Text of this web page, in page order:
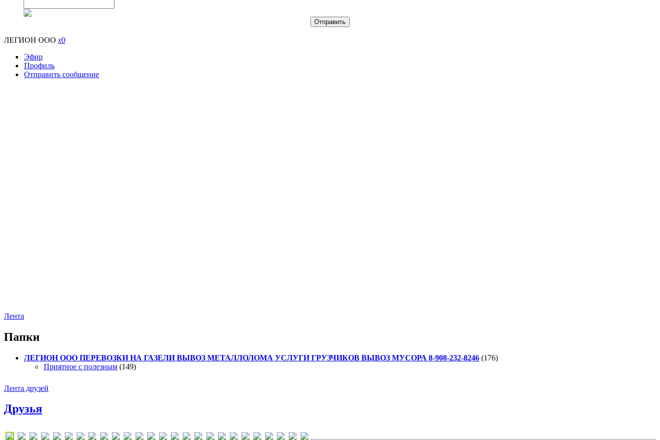
ЛЕГИОН ООО x0
Эфир
Профиль
Отправить сообщение
Лента
Папки
ЛЕГИОН ООО ПЕРЕВОЗКИ НА ГАЗЕЛИ ВЫВОЗ МЕТАЛЛОЛОМА УСЛУГИ ГРУЗЧИКОВ ВЫВОЗ МУСОРА 8-908-232-8246 (176)
Приятное с полезным (149)
Лента друзей
Друзья